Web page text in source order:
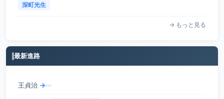
深町光生
→ もっと見る
最新進路
王貞治 →